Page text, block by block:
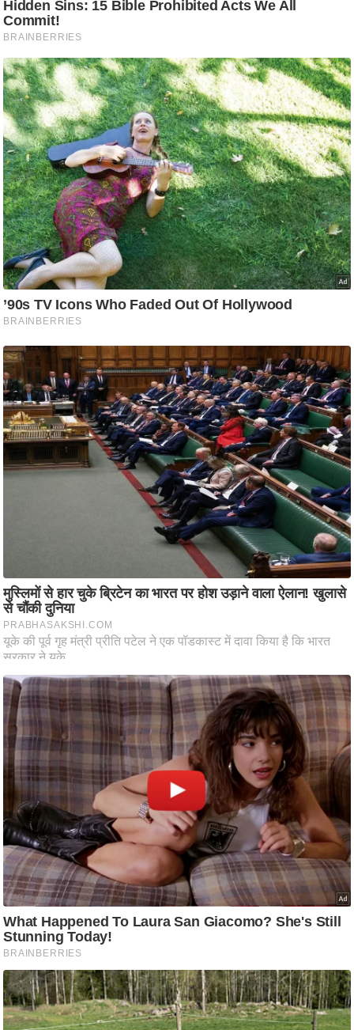
/
फै
श
न
घ
रे
लू
नु
स्खे
प
र्य
ट
न
स्थ
ल
ट
ने
स
मं
त्रा
रि
रा
ज
नी
ति
वि
श्ले
ष
ण
स
म
सा
म
यि
क
मा
तृ
भू
मि
स्तं
भ
ए